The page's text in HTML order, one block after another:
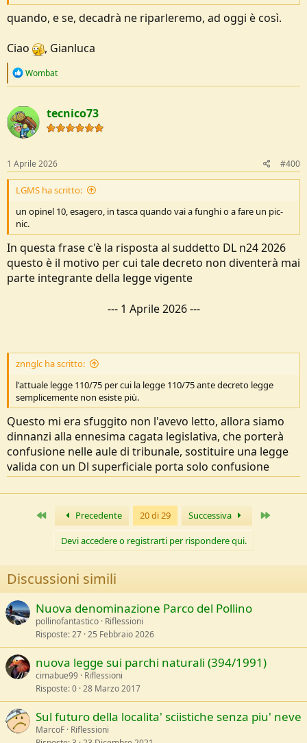
quando, e se, decadrà ne riparleremo, ad oggi è così.
Ciao
, Gianluca
R
c
t
i
o
s
:
Wombat
tecnico73
1 Aprile 2026 #400
LGMS ha scritto:
un opinel 10, esagero, in tasca quando vai a funghi o a fare un pic-
nic.
In questa frase c'è la risposta al suddetto DL n24 2026
questo è il motivo per cui tale decreto non diventerà mai
parte integrante della legge vigente
--- 1 Aprile 2026---
znnglc ha scritto:
l'attuale legge 110/75 per cui la legge 110/75 ante decreto legge
semplicemente non esiste più.
Questo mi era sfuggito non l'avevo letto, allora siamo
dinnanzi alla ennesima cagata legislativa, che porterà
confusione nelle aule di tribunale, sostituire una legge
valida con un Dl superficiale porta solo confusione
Primo Precedente 20 di 29 Successiva
Devi accedere o registrarti per rispondere qui.
Discussioni simili
Nuova denominazione Parco del Pollino
pollinofantastico Riflessioni
Risposte 27 25 Febbraio 2026
nuova legge sui parchi naturali (394/1991)
cimabue99 Riflessioni
Risposte 0 28 Marzo 2017
Sul futuro della localita' sciistiche senza piu' neve
MarcoF Riflessioni